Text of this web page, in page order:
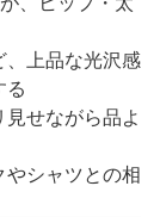
上品な光沢感
る
せながら品よ
やシャツとの相